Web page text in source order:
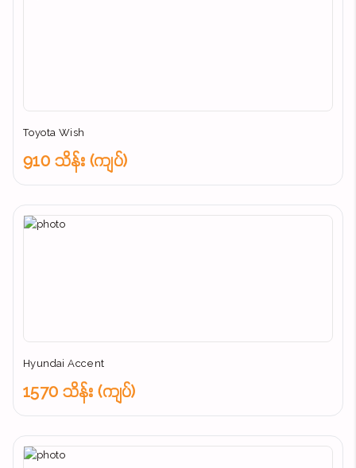
Toyota Wish
910 သိန်း (ကျပ်)
Hyundai Accent
1570 သိန်း (ကျပ်)